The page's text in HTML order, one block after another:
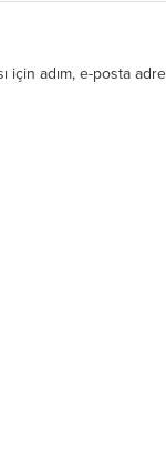
için adım, e-posta